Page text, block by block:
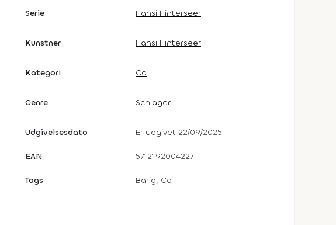
Serie Hansi Hinterseer
Kunstner Hansi Hinterseer
Kategori Cd
Genre Schlager
Udgivelsesdato Er udgivet 22/09/2025
EAN 5712192004227
Tags Bärig, Cd